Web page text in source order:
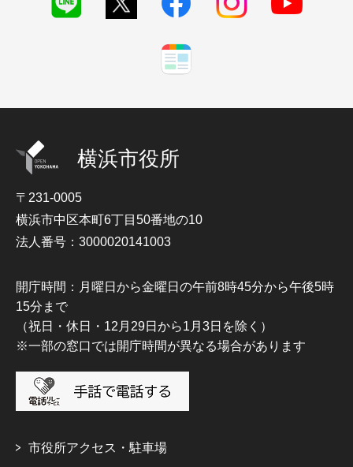
横浜市役所
〒231-0005
横浜市中区本町6丁目50番地の10
法人番号：3000020141003
開庁時間：月曜日から金曜日の午前8時45分から午後5時
15分まで
（祝日・休日・12月29日から1月3日を除く）
※一部の窓口では開庁時間が異なる場合があります
市役所アクセス・駐車場